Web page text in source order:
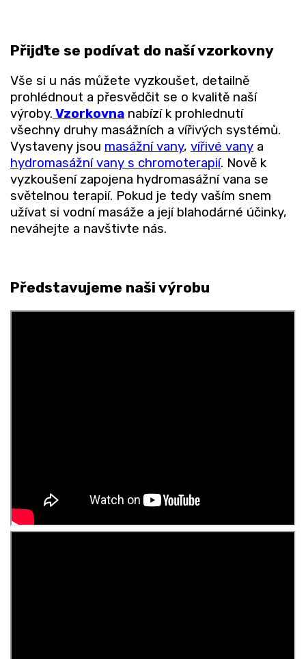
Přijďte se podívat do naší vzorkovny
Vše si u nás můžete vyzkoušet, detailně
prohlédnout a přesvědčit se o kvalitě naší
výroby. Vzorkovna nabízí k prohlednutí
všechny druhy masážních a vířivých systémů.
Vystaveny jsou masážní vany, vířivé vany a
hydromasážní vany s chromoterapií. Nově k
vyzkoušení zapojena hydromasážní vana se
světelnou terapií. Pokud je tedy vaším snem
užívat si vodní masáže a její blahodárné účinky,
neváhejte a navštivte nás.
Představujeme naši výrobu